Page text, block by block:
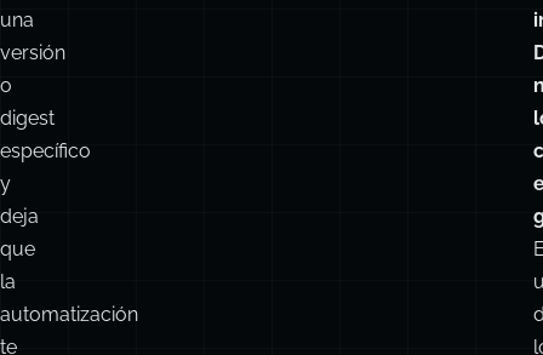
una
versión
o
digest
específico
y
deja
que
la
automatización
te